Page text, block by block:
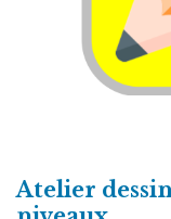
Atelier